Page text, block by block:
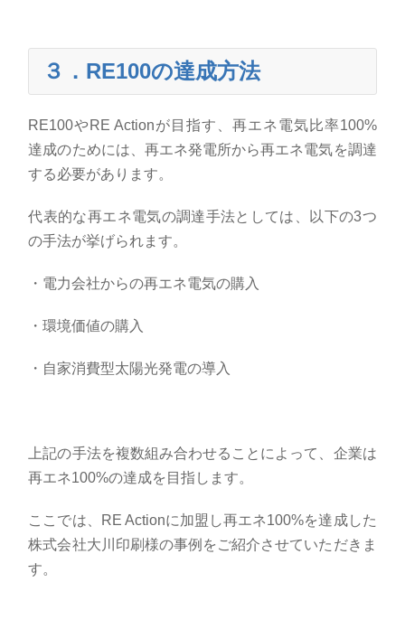
３． RE100の達成方法
RE100やRE Actionが目指す、再エネ電気比率100%
達成のためには、再エネ発電所から再エネ電気を調達
する必要があります。
代表的な再エネ電気の調達手法としては、以下の3つ
の手法が挙げられます。
・電力会社からの再エネ電気の購入
・環境価値の購入
・自家消費型太陽光発電の導入
上記の手法を複数組み合わせることによって、企業は
再エネ100%の達成を目指します。
ここでは、 RE Actionに加盟し再エネ100%を達成した
株式会社大川印刷様の事例をご紹介させていただきま
す。